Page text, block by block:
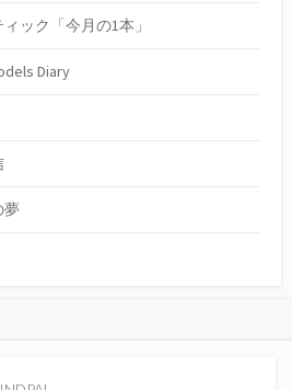
ック「今月の1本」
Diary
夢